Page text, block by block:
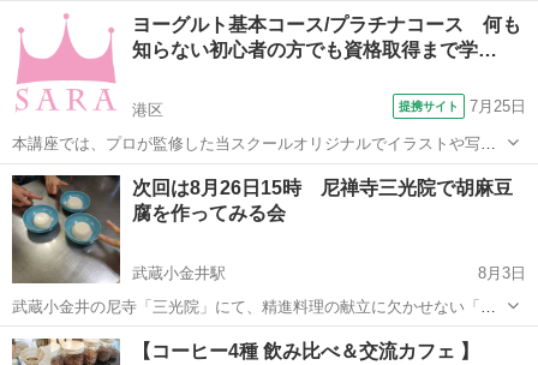
味を手作りで！ ＊＊＊＊＊＊＊＊＊＊＊＊＊＊＊＊＊＊＊ 年に12月に
だけ開催する貴重な体験教室。 ９９％の人が驚く味！ 山菜教室、こん
にゃく教...
料理 香り
ヨーグルト基本コース/プラチナコース 何も
知らない初心者の方でも資格取得まで学…
港区 提携サイト 7月25日
本講座では、プロが監修した当スクールオリジナルでイラストや写真
も添えた分かりやすいテキスト使用しています。 そのため、全く知識
が無い方からでも問題なく学ぶことができます。 プラチナコースの場
合、ご卒業と同時に資格が取得でき、...
東京 港区 その他
次回は8月26日15時 尼禅寺三光院で胡麻豆
腐を作ってみる会
武蔵小金井駅
8月3日
武蔵小金井の尼寺「三光院」にて、精進料理の献立に欠かせない「胡
麻おかべ（豆腐）」作りを体験する会を開催します。 三光院の胡麻豆
腐は、漆喰の白壁のように白いことから「おかべ（御壁）」と呼ばれ
東京 小金井市 武蔵小金井駅 精進料理 香り
【コーヒー4種 飲み比べ＆交流カフェ 】